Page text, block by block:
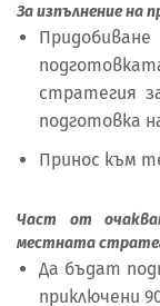
За изпълнение на
стратегия
подготовка
Принос към
Част от
местната
Да бъдат
приключени